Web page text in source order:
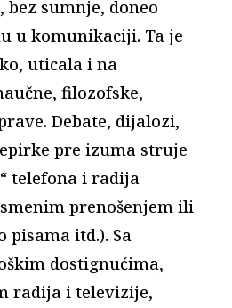
bez sumnje, doneo
u komunikaciji. Ta je
uticala i na
filozofske,
Debate, dijalozi,
pre izuma struje
telefona i radija
prenošenjem ili
pisama itd.). Sa
dostignućima,
radija i televizije,